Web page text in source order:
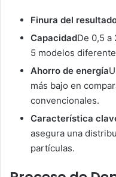
Finura del
CapacidadDe 0,5 a
5 modelos
Ahorro de energía
más bajo en
convencionales.
Característica
asegura una
partículas.